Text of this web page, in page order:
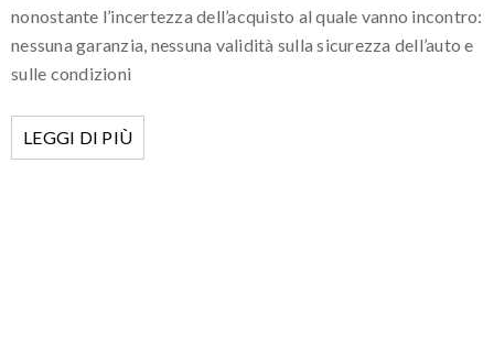
nonostante l’incertezza dell’acquisto al quale vanno incontro:
nessuna garanzia, nessuna validità sulla sicurezza dell’auto e
sulle condizioni
LEGGI DI PIÙ